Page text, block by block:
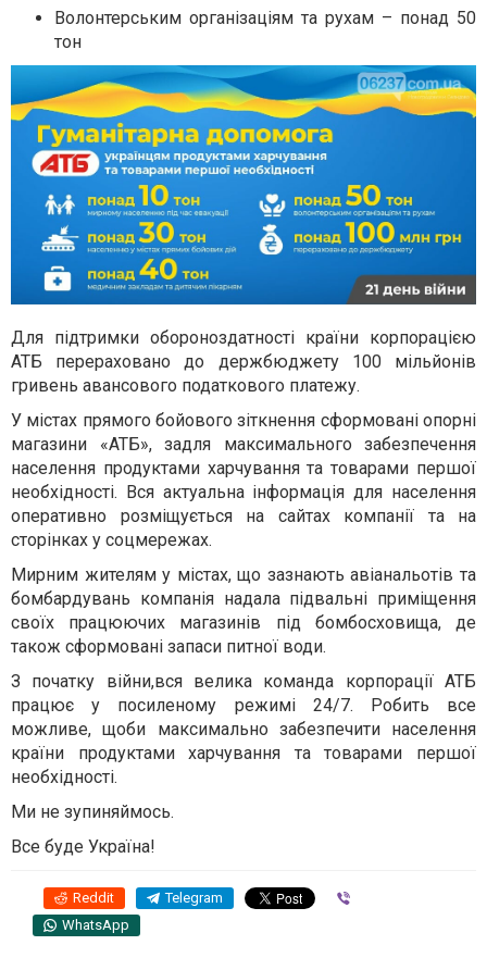
Волонтерським організаціям та рухам – понад 50
тон
Для підтримки обороноздатності країни корпорацією
АТБ перераховано до держбюджету 100 мільйонів
гривень авансового податкового платежу.
У містах прямого бойового зіткнення сформовані опорні
магазини «АТБ», задля максимального забезпечення
населення продуктами харчування та товарами першої
необхідності. Вся актуальна інформація для населення
оперативно розміщується на сайтах компанії та на
сторінках у соцмережах.
Мирним жителям у містах, що зазнають авіанальотів та
бомбардувань компанія надала підвальні приміщення
своїх працюючих магазинів під бомбосховища, де
також сформовані запаси питної води.
З початку війни,вся велика команда корпорації АТБ
працює у посиленому режимі 24/7. Робить все
можливе, щоби максимально забезпечити населення
країни продуктами харчування та товарами першої
необхідності.
Ми не зупиняймось.
Все буде Україна!
Reddit Telegram
WhatsApp